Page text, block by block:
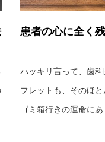
患者の心に全く
ハッキリ言って、歯
フレットも、そのほ
ゴミ箱行きの運命に